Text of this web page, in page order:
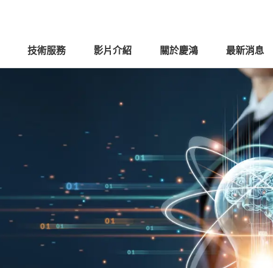
技術服務 影片介紹 關於慶鴻 最新消息